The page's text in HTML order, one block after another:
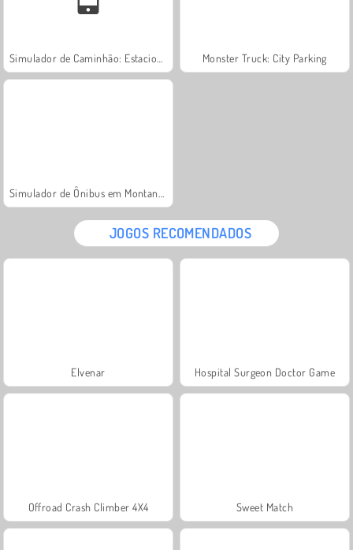
Monster Truck: City Parking
JOGOS RECOMENDADOS
Elvenar Hospital Surgeon Doctor Game
Offroad Crash Climber 4X4 Sweet Match